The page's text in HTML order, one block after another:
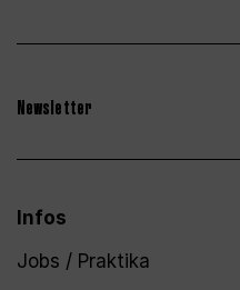
Newsletter
Infos
Jobs / Praktika